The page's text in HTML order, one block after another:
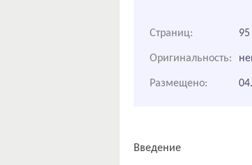
Страниц: 95
Оригинальность:
Размещено:
Введение